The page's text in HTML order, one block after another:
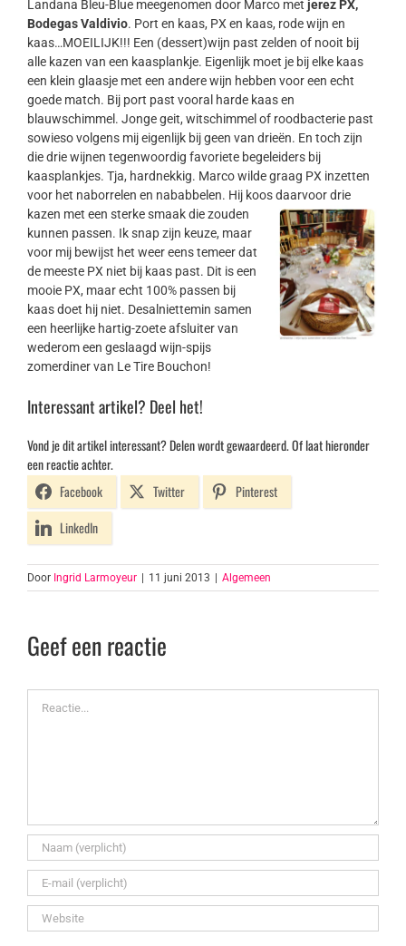
Landana Bleu-Blue meegenomen door Marco met jerez PX,
Bodegas Valdivio. Port en kaas, PX en kaas, rode wijn en
kaas…MOEILIJK!!! Een (dessert)wijn past zelden of nooit bij
alle kazen van een kaasplankje. Eigenlijk moet je bij elke kaas
een klein glaasje met een andere wijn hebben voor een echt
goede match. Bij port past vooral harde kaas en
blauwschimmel. Jonge geit, witschimmel of roodbacterie past
sowieso volgens mij eigenlijk bij geen van drieën. En toch zijn
die drie wijnen tegenwoordig favoriete begeleiders bij
kaasplankjes. Tja, hardnekkig. Marco wilde graag PX inzetten
voor het naborrelen en nababbelen. Hij koos daarvoor drie
kazen met een sterke smaak die zouden
kunnen passen. Ik snap zijn keuze, maar
voor mij bewijst het weer eens temeer dat
de meeste PX niet bij kaas past. Dit is een
mooie PX, maar echt 100% passen bij
kaas doet hij niet. Desalniettemin samen
een heerlijke hartig-zoete afsluiter van
wederom een geslaagd wijn-spijs
zomerdiner van Le Tire Bouchon!
Interessant artikel? Deel het!
Vond je dit artikel interessant? Delen wordt gewaardeerd. Of laat hieronder
een reactie achter.
Facebook
Twitter
Pinterest
LinkedIn
Door Ingrid Larmoyeur 11 juni 2013 Algemeen
Geef een reactie